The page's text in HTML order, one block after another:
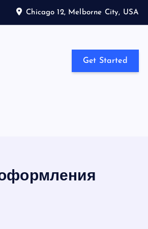
Chicago 12, Melborne City, USA
Get Started